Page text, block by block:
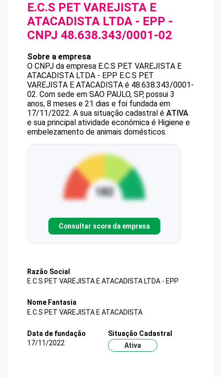
E.C.S PET VAREJISTA E
ATACADISTA LTDA - EPP -
CNPJ 48.638.343/0001-02
Sobre a empresa
O CNPJ da empresa E.C.S PET VAREJISTA E
ATACADISTA LTDA - EPP E.C.S PET
VAREJISTA E ATACADISTA é 48.638.343/0001-
02. Com sede em SAO PAULO, SP, possui 3
anos, 8 meses e 21 dias e foi fundada em
17/11/2022. A sua situação cadastral é ATIVA
e sua principal atividade econômica é Higiene e
embelezamento de animais domésticos.
Consultar score da empresa
Razão Social
E.C.S PET VAREJISTA E ATACADISTA LTDA - EPP
Nome Fantasia
E.C.S PET VAREJISTA E ATACADISTA
Data de fundação
17/11/2022
Situação Cadastral
Ativa